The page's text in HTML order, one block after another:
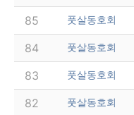
85 4/28 저녁모임
풋살동호회
84 4/13(월)
풋살동호회
83 4/7(화) 1830-
풋살동호회
82 3/30(월)
풋살동호회